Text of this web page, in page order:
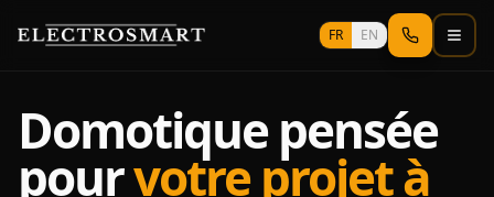
FR EN
Domotique pensée
pourvotre projet à